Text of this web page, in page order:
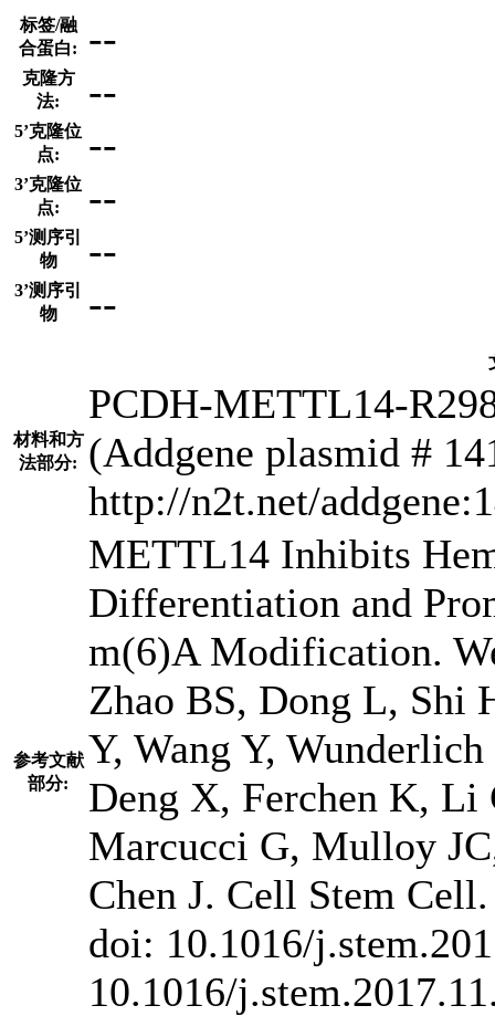
标签/融
合蛋白:
--
克隆方
法:
--
5’克隆位
点:
--
3’克隆位
点:
--
5’测序引
物
--
3’测序引
物
--
材料和方
法部分:
PCDH-METTL14-
(Addgene plasmid #
http://n2t.net/
参考文献
部分:
METTL14 Inhibits
Differentiation and
m(6)A Modification.
Zhao BS, Dong L, Shi
Y, Wang Y,
Deng X, Ferchen K,
Marcucci G, Mulloy
Chen J. Cell Stem
doi: 10.1016/
10.1016/